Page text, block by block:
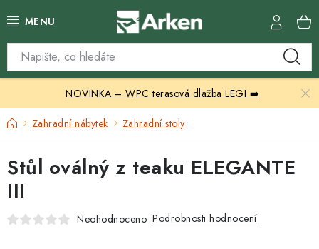
na
Skleníky
Zahradní přístřešky
Zahradní nábytek
Grily a ohniště
NOVINKA – WPC terasová dlažba LEGI ➡️
DomůZahradní nábytek Zahradní stoly
Stůl oválný z teaku ELEGANTE
III
Neohodnoceno Podrobnosti hodnocení